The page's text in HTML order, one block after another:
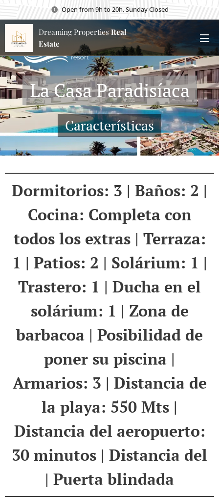
Open from 9h to 20h, Sunday Closed
Dreaming Properties Real
Estate
La Casa Paradisíaca
Características
Dormitorios: 3 | Baños: 2 |
Cocina: Completa con
todos los extras | Terraza:
1 | Patios: 2 | Solárium: 1 |
Trastero: 1 | Ducha en el
solárium: 1 | Zona de
barbacoa | Posibilidad de
poner su piscina |
Armarios: 3 | Distancia de
la playa: 550 Mts |
Distancia del aeropuerto:
30 minutos | Distancia del
| Puerta blindada